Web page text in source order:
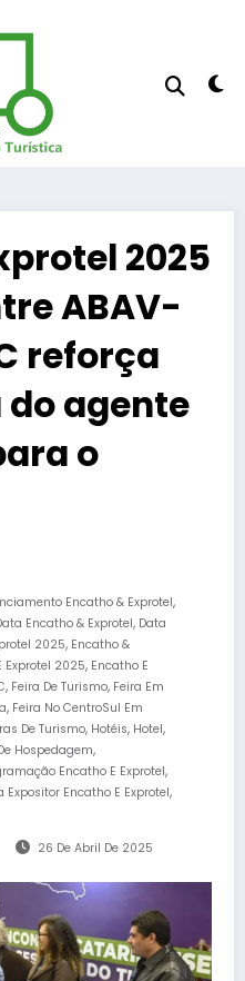
2025
ABAV-
reforça
agente
o
Encatho & Exprotel,
Encatho & Exprotel, Data
2025, Encatho &
Exprotel 2025, Encatho E
, Feira De Turismo, Feira Em
, Feira No CentroSul Em
De Turismo, Hotéis, Hotel,
Hospedagem,
Encatho E Exprotel,
Expositor Encatho E Exprotel,
26 De Abril De 2025